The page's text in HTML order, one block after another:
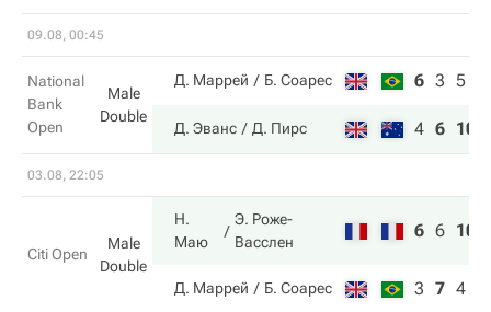
09.08, 00:45
National
Bank
Open
Male
Double
Д. Маррей Б. Соарес 6 3 5
Д. Эванс Д. Пирс 4 6 10
03.08, 22:05
Citi Open
Male
Double
Н.
Маю
Э. Роже-
Васслен
6 6 10
Д. Маррей Б. Соарес 3 7 4